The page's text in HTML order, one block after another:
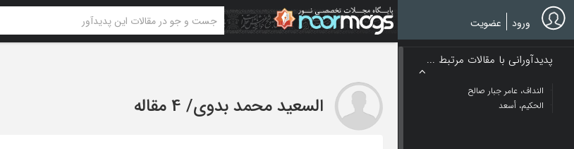
Skip
to
main
ورود عضویت
پدیدآورانی با مقالات مرتبط ...
النداف، عامر جبار صالح
الحکیم، أسعد
السعید محمد بدوی/ 4 مقاله